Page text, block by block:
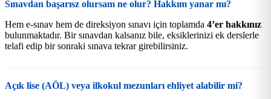
Sınavdan başarısz olursam ne olur? Hakkım yanar mı?
Hem e-sınav hem de direksiyon sınavı için toplamda 4’er hakkınız
bulunmaktadır. Bir sınavdan kalsanız bile, eksiklerinizi ek derslerle
telafi edip bir sonraki sınava tekrar girebilirsiniz.
Açık lise (AÖL) veya ilkokul mezunları ehliyet alabilir mi?